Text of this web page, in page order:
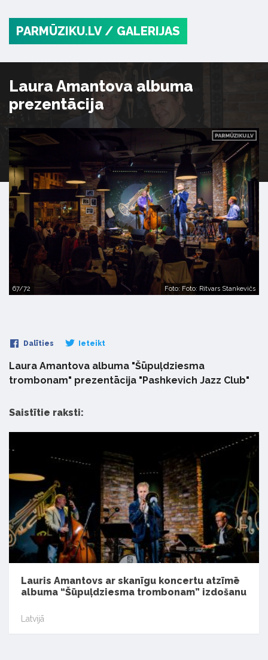
PARMŪZIKU.LV / GALERIJAS
Laura Amantova albuma
prezentācija
67/72 Foto: Foto: Ritvars Stankevičs
Dalīties Ieteikt
Laura Amantova albuma "Šūpuļdziesma
trombonam" prezentācija "Pashkevich Jazz Club"
Saistītie raksti:
Lauris Amantovs ar skanīgu koncertu atzīmē
albuma “Šūpuļdziesma trombonam” izdošanu
Latvijā